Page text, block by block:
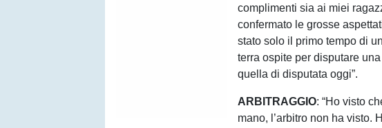
complimenti sia ai miei
confermato le grosse
stato solo il primo tempo di
terra ospite per disputare
quella di disputata oggi”.
ARBITRAGGIO: “Ho visto
mano, l’arbitro non ha visto.